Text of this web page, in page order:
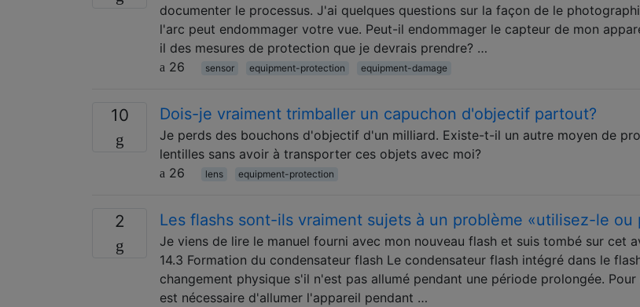
documenter le processus. J'ai quelques questions sur la façon de le
l'arc peut endommager votre vue. Peut-il endommager le capteur de mon
il des mesures de protection que je devrais prendre? …
26
sensor equipment-protection equipment-damage
10 Dois-je vraiment trimballer un capuchon d'objectif partout?
Je perds des bouchons d'objectif d'un milliard. Existe-t-il un autre moyen de
lentilles sans avoir à transporter ces objets avec moi?
26
lens equipment-protection
2 Les flashs sont-ils vraiment sujets à un problème «utilisez-le ou
Je viens de lire le manuel fourni avec mon nouveau flash et suis tombé sur cet
14.3 Formation du condensateur flash Le condensateur flash intégré dans le
changement physique s'il n'est pas allumé pendant une période prolongée.
est nécessaire d'allumer l'appareil pendant …